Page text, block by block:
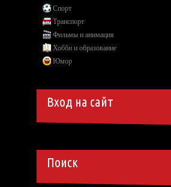
Спорт
Транспорт
Фильмы и анимация
Хобби и образование
Юмор
Вход на сайт
Поиск